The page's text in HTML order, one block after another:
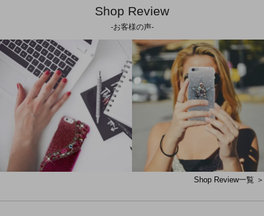
Shop Review
-お客様の声-
Shop Review一覧 ＞